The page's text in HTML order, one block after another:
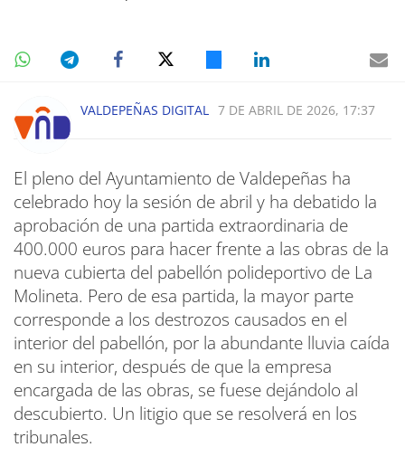
VALDEPEÑAS DIGITAL 7 DE ABRIL DE 2026, 17:37
El pleno del Ayuntamiento de Valdepeñas ha
celebrado hoy la sesión de abril y ha debatido la
aprobación de una partida extraordinaria de
400.000 euros para hacer frente a las obras de la
nueva cubierta del pabellón polideportivo de La
Molineta. Pero de esa partida, la mayor parte
corresponde a los destrozos causados en el
interior del pabellón, por la abundante lluvia caída
en su interior, después de que la empresa
encargada de las obras, se fuese dejándolo al
descubierto. Un litigio que se resolverá en los
tribunales.